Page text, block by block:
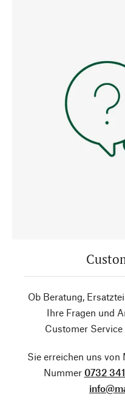
Ob Beratung,
Ihre Fragen und
Customer
Sie erreichen uns
Nummer 0732